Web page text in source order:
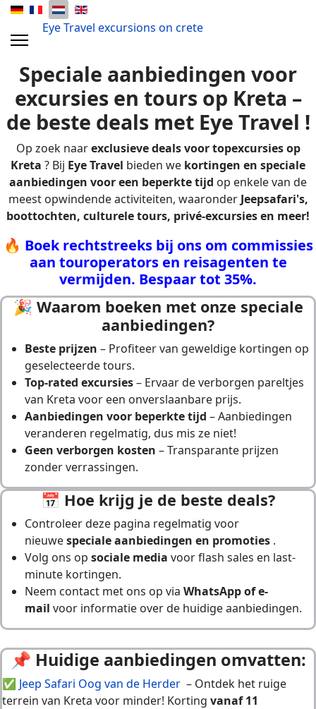
Eye Travel excursions on crete
Speciale aanbiedingen voor
excursies en tours op Kreta –
de beste deals met Eye Travel !
Op zoek naarexclusieve deals voor topexcursies op
Kreta ? Bij Eye Travel bieden we kortingen en speciale
aanbiedingen voor een beperkte tijd op enkele van de
meest opwindende activiteiten, waaronder Jeepsafari's,
boottochten, culturele tours, privé-excursies en meer!
🔥 Boek rechtstreeks bij ons om commissies
aan touroperators en reisagenten te
vermijden. Bespaar tot 35%.
🎉 Waarom boeken met onze speciale
aanbiedingen?
Beste prijzen – Profiteer van geweldige kortingen op
geselecteerde tours.
Top-rated excursies– Ervaar de verborgen pareltjes
van Kreta voor een onverslaanbare prijs.
Aanbiedingen voor beperkte tijd – Aanbiedingen
veranderen regelmatig, dus mis ze niet!
Geen verborgen kosten – Transparante prijzen
zonder verrassingen.
📅 Hoe krijg je de beste deals?
Controleer deze pagina regelmatig voor
nieuwespeciale aanbiedingen en promoties .
Volg ons op sociale media voor flash sales en last-
minute kortingen.
Neem contact met ons op via WhatsApp of e-
mail voor informatie over de huidige aanbiedingen.
📌 Huidige aanbiedingen omvatten:
✅ Jeep Safari Oog van de Herder – Ontdek het ruige
terrein van Kreta voor minder! Korting vanaf 11